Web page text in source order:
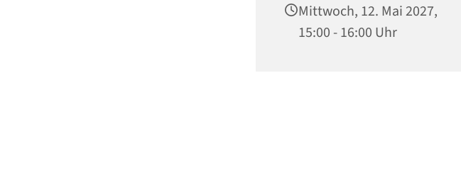
Mittwoch, 12. Mai 2027,
15:00 - 16:00 Uhr